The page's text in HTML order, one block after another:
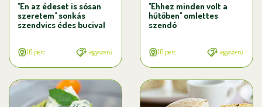
"Én az édeset is sósan
szeretem" sonkás
szendvics édes bucival
10 perc egyszerű
"Ehhez minden volt a
hűtőben" omlettes
szendó
10 perc egyszerű